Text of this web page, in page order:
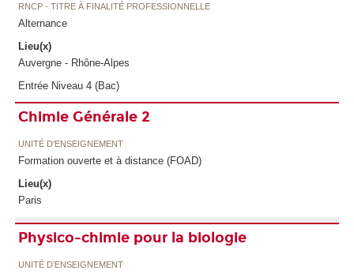
RNCP - TITRE À FINALITÉ PROFESSIONNELLE
Alternance
Lieu(x)
Auvergne - Rhône-Alpes
Entrée Niveau 4 (Bac)
Chimie Générale 2
UNITÉ D’ENSEIGNEMENT
Formation ouverte et à distance (FOAD)
Lieu(x)
Paris
Physico-chimie pour la biologie
UNITÉ D’ENSEIGNEMENT